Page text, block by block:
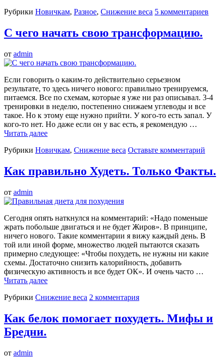
Рубрики Новичкам, Разное, Снижение веса 5 комментариев
С чего начать свою трансформацию.
от admin
Если говорить о каким-то действительно серьезном
результате, то здесь ничего нового: правильно тренируемся,
питаемся. Все по схемам, которые я уже ни раз описывал. 3-4
тренировки в неделю, постепенно снижаем углеводы и все
такое. Но к этому еще нужно прийти. У кого-то есть запал. У
кого-то нет. Но даже если он у вас есть, я рекомендую …
Читать далее
Рубрики Новичкам, Снижение веса Оставьте комментарий
Как правильно Худеть. Только Факты.
от admin
Сегодня опять наткнулся на комментарий: «Надо поменьше
жрать побольше двигаться и не будет Жиров». В принципе,
ничего нового. Такие комментарии я вижу каждый день. В
той или иной форме, множество людей пытаются сказать
примерно следующее: «Чтобы похудеть, не нужны ни какие
схемы. Достаточно снизить калорийность, добавить
физическую активность и все будет ОК». И очень часто …
Читать далее
Рубрики Снижение веса 2 комментария
Как белок помогает похудеть. Мифы и
Бредни.
от admin